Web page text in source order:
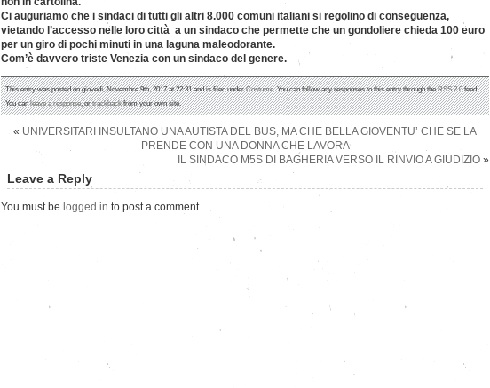
Ci auguriamo che i sindaci di tutti gli altri 8.000 comuni italiani si regolino di conseguenza,
vietando l’accesso nelle loro città a un sindaco che permette che un gondoliere chieda 100 euro
per un giro di pochi minuti in una laguna maleodorante.
Com’è davvero triste Venezia con un sindaco del genere.
This entry was posted on giovedì, Novembre 9th, 2017 at 22:31 and is filed underCostume. You can follow any responses to this entry through theRSS 2.0feed.
You canleave a response, ortrackbackfrom your own site.
« UNIVERSITARI INSULTANO UNA AUTISTA DEL BUS, MA CHE BELLA GIOVENTU’ CHE SE LA
PRENDE CON UNA DONNA CHE LAVORA
IL SINDACO M5S DI BAGHERIA VERSO IL RINVIO A GIUDIZIO »
Leave a Reply
You must be logged in to post a comment.